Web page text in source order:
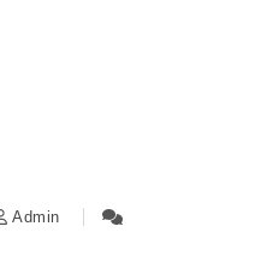
Admin